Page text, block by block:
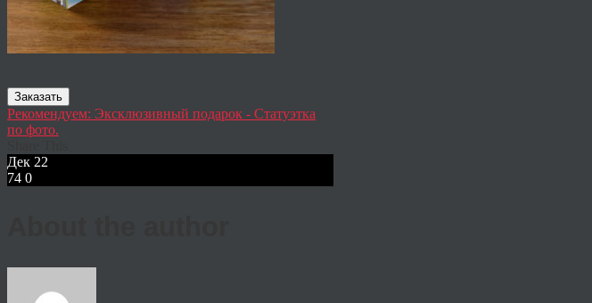
Заказать
Рекомендуем: Эксклюзивный подарок - Статуэтка
по фото.
Дек 22
74 0